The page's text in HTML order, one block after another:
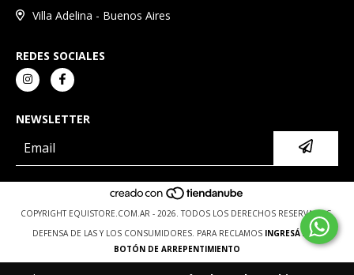
Villa Adelina - Buenos Aires
REDES SOCIALES
NEWSLETTER
COPYRIGHT EQUISTORE.COM.AR - 2026. TODOS LOS DERECHOS RESERVADOS.
DEFENSA DE LAS Y LOS CONSUMIDORES. PARA RECLAMOS INGRESÁ ACÁ.
BOTÓN DE ARREPENTIMIENTO